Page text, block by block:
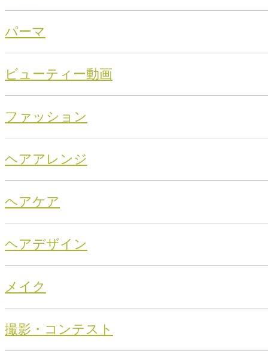
パーマ
ビューティー動画
ファッション
ヘアアレンジ
ヘアケア
ヘアデザイン
メイク
撮影・コンテスト